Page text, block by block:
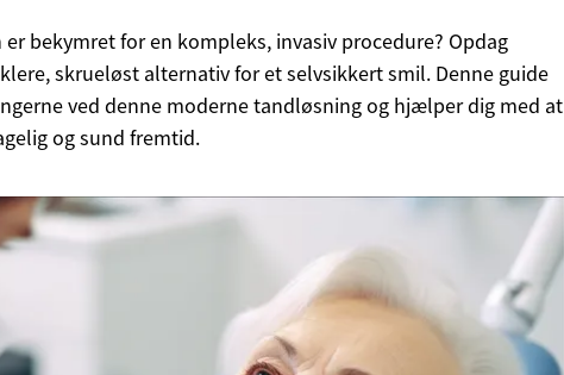
bekymret for en kompleks, invasiv procedure? Opdag
skrueløst alternativ for et selvsikkert smil. Denne guide
ved denne moderne tandløsning og hjælper dig med at
og sund fremtid.